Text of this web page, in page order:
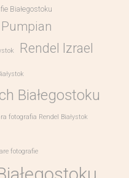
Białegostoku
Pumpian
Rendel Izrael
Białegostoku
fotografia Rendel Białystok
fotografie